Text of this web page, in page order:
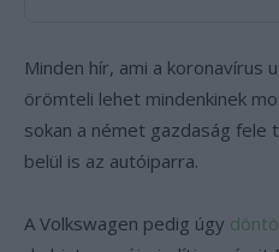
Minden hír, ami a koronavírus
örömteli lehet mindenkinek
sokan a német gazdaság fele
belül is az autóiparra.
A Volkswagen pedig úgy